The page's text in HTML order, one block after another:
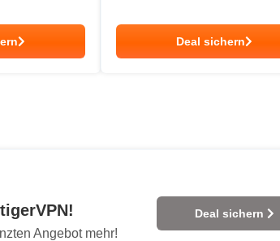
Deal sichern
Angebot mehr!
Deal sichern